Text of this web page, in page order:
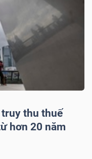
thu thuế
hơn 20 năm